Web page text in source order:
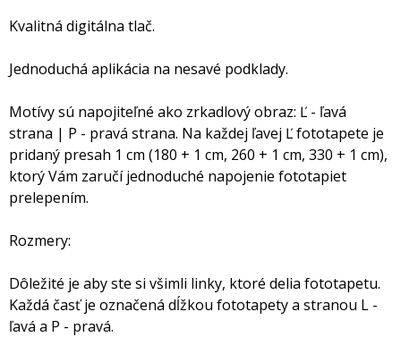
Kvalitná digitálna tlač.
Jednoduchá aplikácia na nesavé podklady.
Motívy sú napojiteľné ako zrkadlový obraz: Ľ - ľavá
strana | P - pravá strana. Na každej ľavej Ľ fototapete je
pridaný presah 1 cm (180 + 1 cm, 260 + 1 cm, 330 + 1 cm),
ktorý Vám zaručí jednoduché napojenie fototapiet
prelepením.
Rozmery:
Dôležité je aby ste si všimli linky, ktoré delia fototapetu.
Každá časť je označená dĺžkou fototapety a stranou L -
ľavá a P - pravá.